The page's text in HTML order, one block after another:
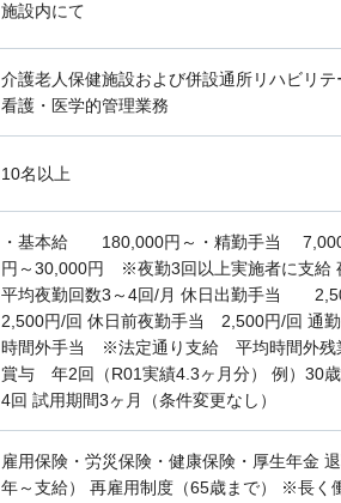
施設内にて
介護老人保健施設および併設通所リハビリ
看護・医学的管理業務
10名以上
・基本給 180,000円～・精勤手当
円～30,000円 ※夜勤3回以上実施者に支
平均夜勤回数3～4回/月 休日出勤手当
2,500円/回 休日前夜勤手当 2,500円/回
時間外手当 ※法定通り支給 平均時間外残
賞与 年2回（R01実績4.3ヶ月分） 例）
4回 試用期間3ヶ月（条件変更なし）
雇用保険・労災保険・健康保険・厚生年金
年～支給） 再雇用制度（65歳まで） ※長く